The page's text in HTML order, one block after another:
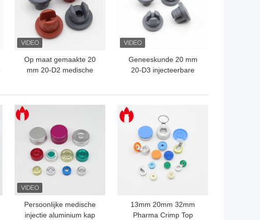
Op maat gemaakte 20
mm 20-D2 medische
Geneeskunde 20 mm
20-D3 injecteerbare
Persoonlijke medische
injectie aluminium kap
BESTE PRIJS
13mm 20mm 32mm
Pharma Crimp Top
BESTE PRIJS